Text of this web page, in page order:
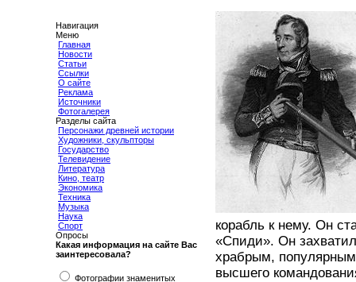
Навигация
Меню
Главная
Новости
Статьи
Ссылки
О сайте
Реклама
Источники
Фотогалерея
Разделы сайта
Персонажи древней истории
Художники, скульпторы
Государство
Телевидение
Литература
Кино, театр
Экономика
Техника
Музыка
Наука
Спорт
Опросы
Какая информация на сайте Вас
заинтересовала?
Фотографии знаменитых
корабль к нему. Он
«Спиди». Он
храбрым,
высшего